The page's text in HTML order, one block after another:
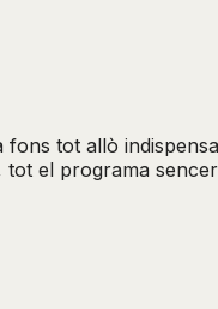
tot allò
el programa